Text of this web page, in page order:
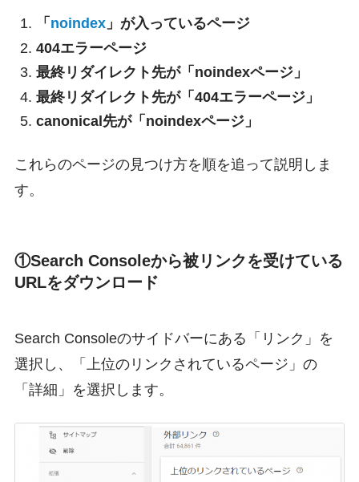
「 noindex」が入っているページ
404エラーページ
最終リダイレクト先が「noindexページ」
最終リダイレクト先が「404エラーページ」
canonical先が「noindexページ」
これらのページの見つけ方を順を追って説明しま
す。
①Search Consoleから被リンクを受けている
URLをダウンロード
Search Consoleのサイドバーにある「リンク」を
選択し、「上位のリンクされているページ」の
「詳細」を選択します。